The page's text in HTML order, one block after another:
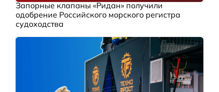
Запорные клапаны «Ридан» получили
одобрение Российского морского регистра
судоходства